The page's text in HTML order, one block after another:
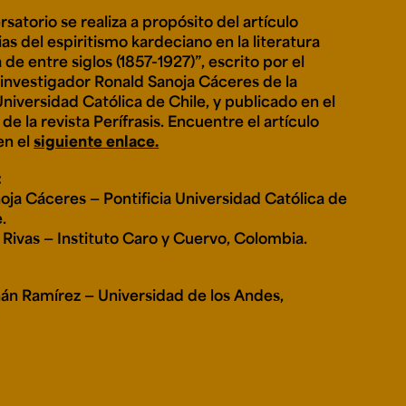
personería
del 2025.
Posgrados
Ext. 4925
Educación Continua
Ext. 4795
se realiza a propósito del artículo
del espiritismo kardeciano en la literatura
de entre siglos (1857-1927)”, escrito por el
Ronald Sanoja Cáceres de la
Católica de Chile, y publicado en el
la revista Perífrasis. Encuentre el artículo
elsiguiente enlace.
Cáceres — Pontificia Universidad Católica de
Rivas — Instituto Caro y Cuervo, Colombia.
Ramírez — Universidad de los Andes,